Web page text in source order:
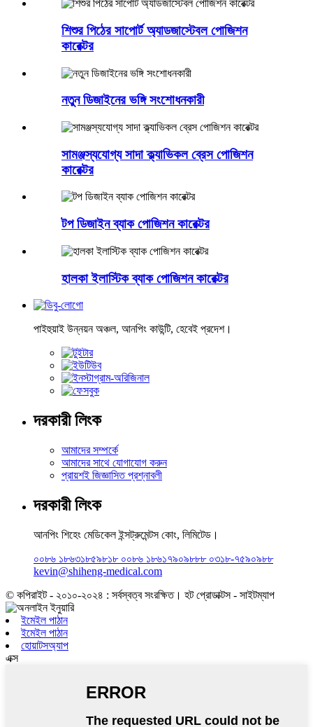
শিশুর পিঠের সাপোর্ট অ্যাডজাস্টেবল পোজিশন
কারেক্টর
নতুন ডিজাইনের ভঙ্গি সংশোধনকারী
সামঞ্জস্যযোগ্য সাদা ক্ল্যাভিকল ব্রেস পোজিশন
কারেক্টর
টপ ডিজাইন ব্যাক পোজিশন কারেক্টর
হালকা ইলাস্টিক ব্যাক পোজিশন কারেক্টর
পাইহুয়াই উন্নয়ন অঞ্চল, আনপিং কাউন্টি, হেবেই প্রদেশ।
দরকারী লিংক
আমাদের সম্পর্কে
আমাদের সাথে যোগাযোগ করুন
প্রায়শই জিজ্ঞাসিত প্রশ্নাবলী
দরকারী লিংক
আনপিং শিহেং মেডিকেল ইন্সট্রুমেন্টস কোং, লিমিটেড।
০০৮৬ ১৮৬৩১৮৫৯৮১৮ ০০৮৬ ১৮৬১৭৯০৯৮৮৮ ০৩১৮-৭৫৯০৯৮৮
kevin@shiheng-medical.com
© কপিরাইট - ২০১০-২০২৪ : সর্বস্বত্ব সংরক্ষিত। হট প্রোডাক্টস - সাইটম্যাপ
ইমেইল পাঠান
ইমেইল পাঠান
হোয়াটসঅ্যাপ
এক্স